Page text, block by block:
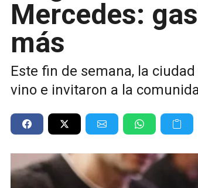
Mercedes:
más
Este fin de semana, la
vino e invitaron a la